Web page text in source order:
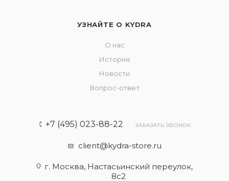
УЗНАЙТЕ О KYDRA
О нас
История
Новости
Вопрос-ответ
+7 (495) 023-88-22 ЗАКАЗАТЬ ЗВОНОК
client@kydra-store.ru
г. Москва, Настасьинский переулок,
8с2